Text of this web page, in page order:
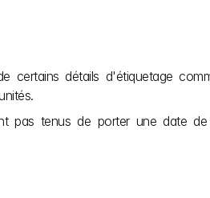
détails d'étiquetage
tenus de porter une date